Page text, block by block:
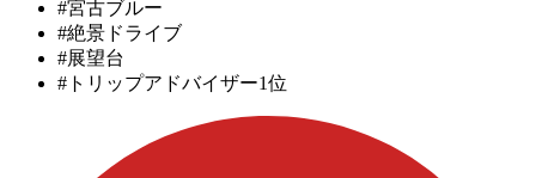
#宮古ブルー
#絶景ドライブ
#展望台
#トリップアドバイザー1位